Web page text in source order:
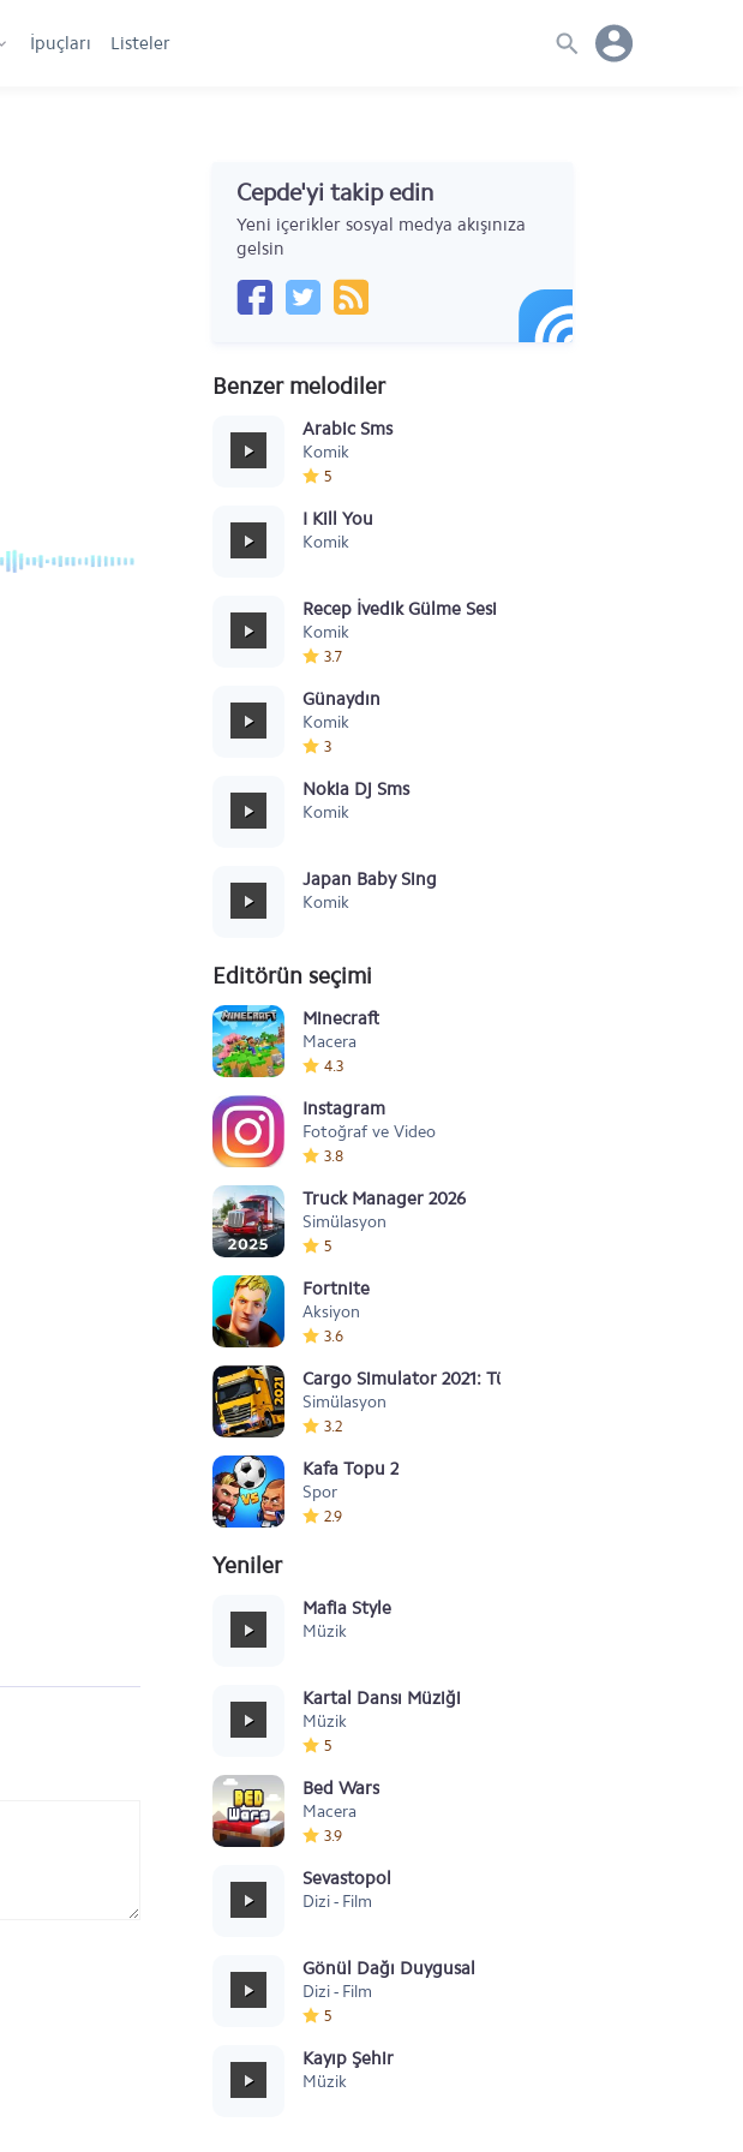
İpuçları Listeler
Cepde'yi takip edin
Yeni içerikler sosyal medya akışınıza
gelsin
Benzer melodiler
Arabic Sms
Komik
5
I Kill You
Komik
Recep İvedik Gülme Sesi
Komik
3.7
Günaydın
Komik
3
Nokia Dj Sms
Komik
Japan Baby Sing
Komik
Editörün seçimi
Minecraft
Macera
4.3
Instagram
Fotoğraf ve Video
3.8
Truck Manager 2026
Simülasyon
5
Fortnite
Aksiyon
3.6
Cargo Simulator 2021: Türkiye
Simülasyon
3.2
Kafa Topu 2
Spor
2.9
Yeniler
Mafia Style
Müzik
Kartal Dansı Müziği
Müzik
5
Bed Wars
Macera
3.9
Sevastopol
Dizi - Film
Gönül Dağı Duygusal
Dizi - Film
5
Kayıp Şehir
Müzik